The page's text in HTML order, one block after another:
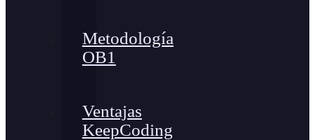
Metodología
OB1
Ventajas
KeepCoding